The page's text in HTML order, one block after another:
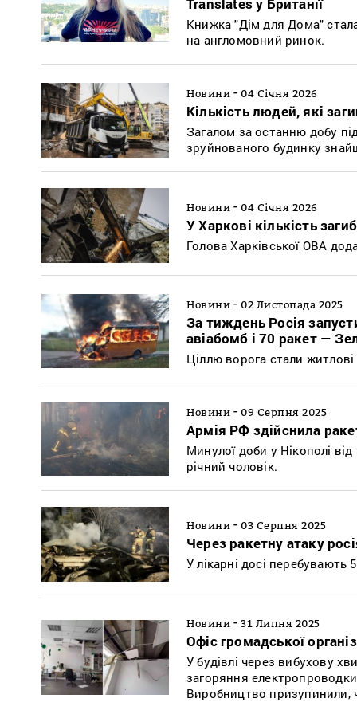
Translates у Британії
Книжка "Дім для Дома"
на англомовний ринок.
Новини - 04 Січня 2026
Кількість людей, які
Загалом за останню добу
зруйнованого будинку
Новини - 04 Січня 2026
У Харкові кількість
Голова Харківської ОВА
Новини - 02 Листопада 2025
За тиждень Росія
авіабомб і 70 ракет —
Ціллю ворога стали
Новини - 09 Серпня 2025
Армія РФ здійснила
Минулої доби у Нікополі
річний чоловік.
Новини - 03 Серпня 2025
Через ракетну атаку
У лікарні досі перебувають
Новини - 31 Липня 2025
Офіс громадської
У будівлі через вибухову
загоряння
Виробництво призупинили,